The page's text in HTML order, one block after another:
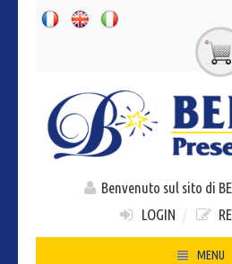
Benvenuto sul sito di
LOGIN /
MENU